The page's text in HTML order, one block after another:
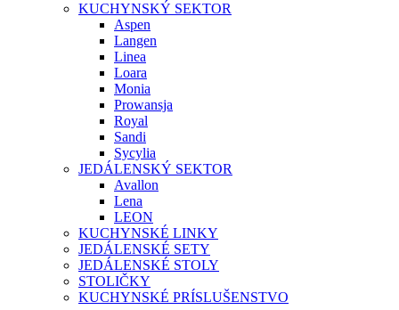
KUCHYNSKÝ SEKTOR
Aspen
Langen
Linea
Loara
Monia
Prowansja
Royal
Sandi
Sycylia
JEDÁLENSKÝ SEKTOR
Avallon
Lena
LEON
KUCHYNSKÉ LINKY
JEDÁLENSKÉ SETY
JEDÁLENSKÉ STOLY
STOLIČKY
KUCHYNSKÉ PRÍSLUŠENSTVO